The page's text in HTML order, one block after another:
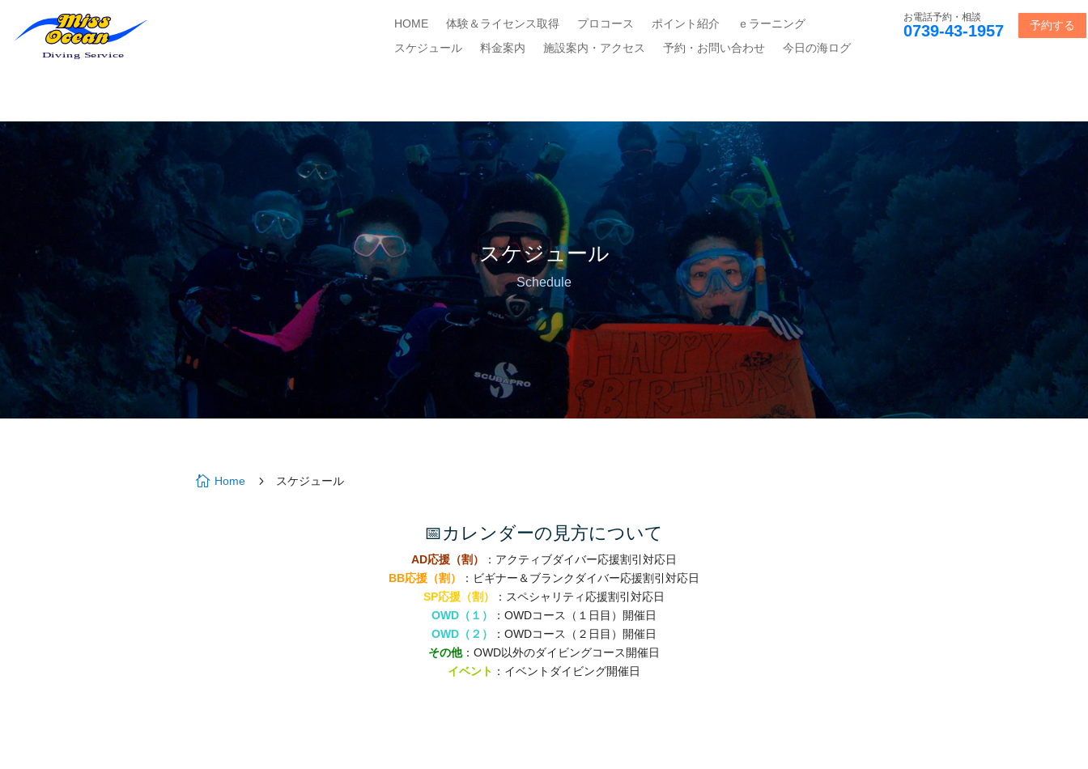
HOME 体験＆ライセンス取得 プロコース ポイント紹介
ｅラーニング
スケジュール
料金案内 施設案内・アクセス 予約・お問い合わせ 今日の海ログ
お電話予約・相談
0739-43-1957 予約する
スケジュール
Schedule
 Home 5 スケジュール
📅カレンダーの見方について
AD応援（割）
：アクティブダイバー応援割引対応日
BB応援（割）
：ビギナー＆ブランクダイバー応援割引対応日
SP応援（割）
：スペシャリティ応援割引対応日
OWD（１）
：OWDコース（１日目）開催日
OWD（２）
：OWDコース（２日目）開催日
その他：OWD以外のダイビングコース開催日
イベント ：イベントダイビング開催日